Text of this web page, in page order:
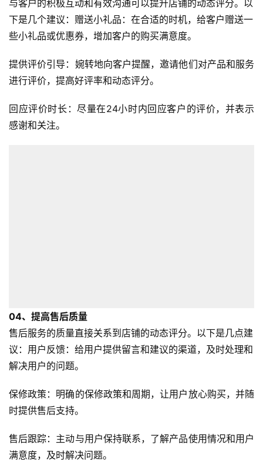
页
全
开
店
跨
境
与客户的积极互动和有效沟通可以提升店铺的动态评分。以
下是几个建议：赠送小礼品：在合适的时机，给客户赠送一
些小礼品或优惠券，增加客户的购买满意度。
提供评价引导：婉转地向客户提醒，邀请他们对产品和服务
进行评价，提高好评率和动态评分。
回应评价时长：尽量在24小时内回应客户的评价，并表示
感谢和关注。
04、 提高售后质量
售后服务的质量直接关系到店铺的动态评分。以下是几点建
议：用户反馈：给用户提供留言和建议的渠道，及时处理和
解决用户的问题。
保修政策：明确的保修政策和周期，让用户放心购买，并随
时提供售后支持。
售后跟踪：主动与用户保持联系，了解产品使用情况和用户
满意度，及时解决问题。